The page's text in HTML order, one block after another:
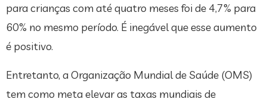
para crianças com até quatro meses foi de 4,7% para
60% no mesmo período. É inegável que esse aumento
é positivo.
Entretanto, a Organização Mundial de Saúde (OMS)
tem como meta elevar as taxas mundiais de